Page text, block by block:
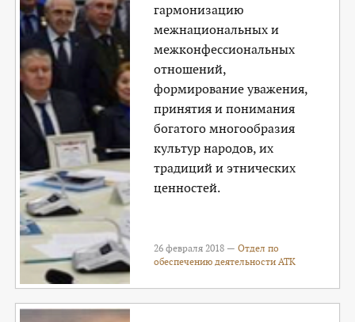
гармонизацию
межнациональных и
межконфессиональных
отношений,
формирование уважения,
принятия и понимания
богатого многообразия
культур народов, их
традиций и этнических
ценностей.
26 февраля 2018 —Отдел по
обеспечению деятельности АТК